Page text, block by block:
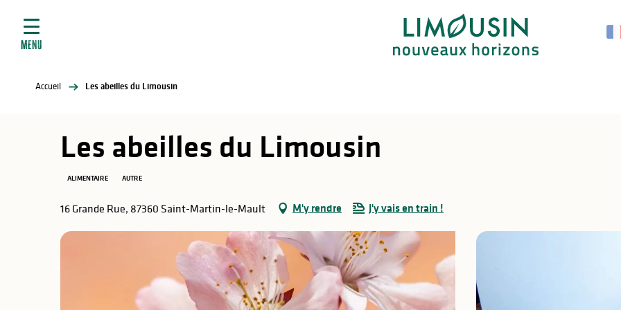
contenu
MENU
Accueil Les abeilles du Limousin
Les abeilles du Limousin
ALIMENTAIRE AUTRE
16 Grande Rue, 87360 Saint-Martin-le-Mault M'y rendre J'y vais en train !